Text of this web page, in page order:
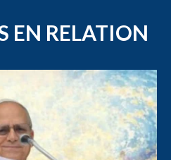
EN RELATION